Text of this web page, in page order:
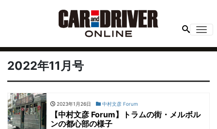
2022年11月号
2023年1月26日 中村文彦 Forum
【中村文彦 Forum】トラムの街・メルボル
ンの都心部の様子